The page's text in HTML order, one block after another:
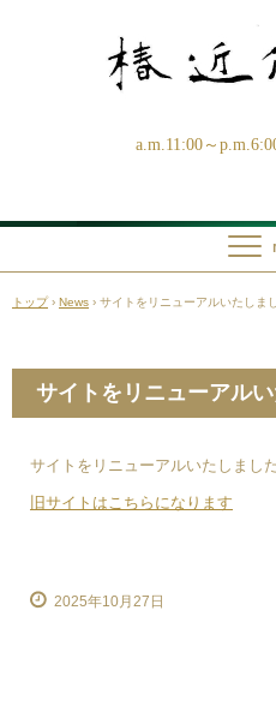
a.m.11:00～
トップ › News › サイトをリニューアルいたしま
サイトをリニューアル
サイトをリニューアルいたしました
旧サイトはこちらになります
2025年10月27日